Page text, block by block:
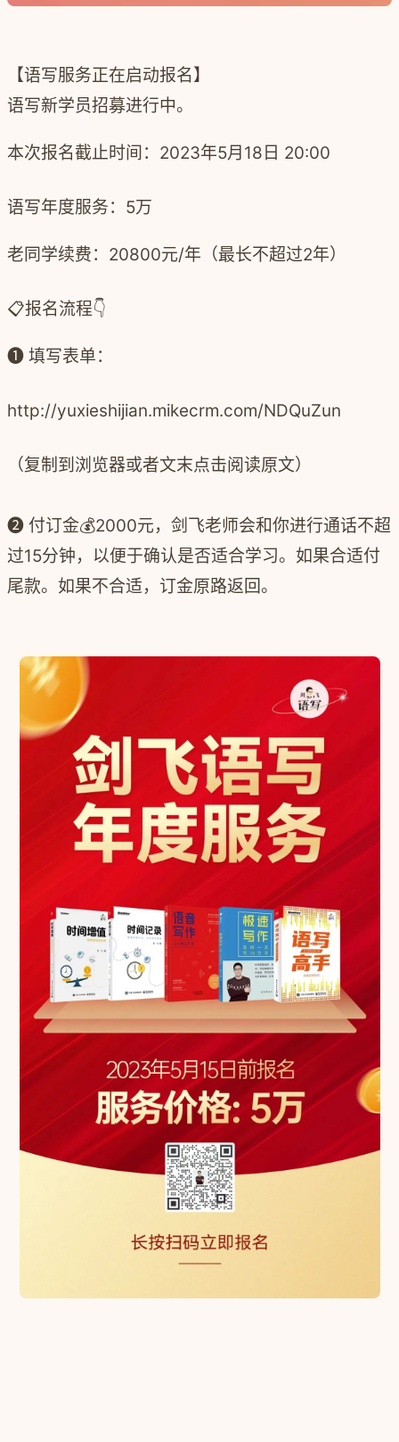
【语写服务正在启动报名】
语写新学员招募进行中。
本次报名截止时间： 2023年5月18日 20:00
语写年度服务：5万
老同学续费：20800元/年（最长不超过2年）
📋报名流程👇
❶ 填写表单：
http://yuxieshijian.mikecrm.com/NDQuZun
（复制到浏览器或者文末点击阅读原文）
❷ 付订金💰2000元，剑飞老师会和你进行通话不超
过15分钟，以便于确认是否适合学习。如果合适付
尾款。如果不合适，订金原路返回。